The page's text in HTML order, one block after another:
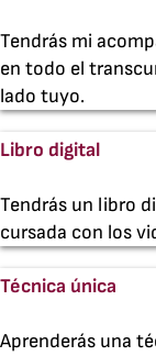
Tendrás mi
en todo el
lado tuyo.
Libro digital
Tendrás un libro
cursada con los
Técnica única
Aprenderás una